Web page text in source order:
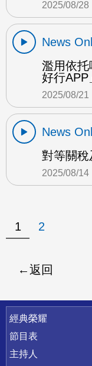
2025/08/28
News
濫用依
好行APP
2025/08/21
News
對等關稅
2025/08/14
1 2
返回
快速連結
經典榮耀
節目表
主持人